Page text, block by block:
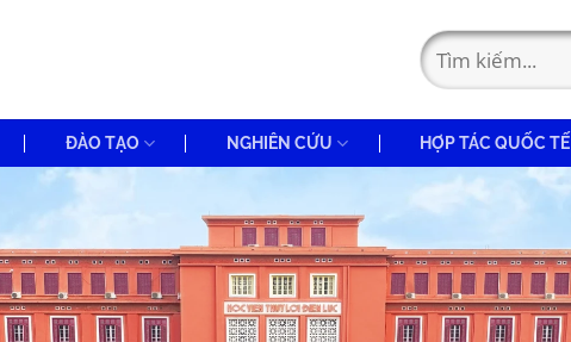
ĐÀO TẠO NGHIÊN CỨU HỢP TÁC QUỐC TẾ